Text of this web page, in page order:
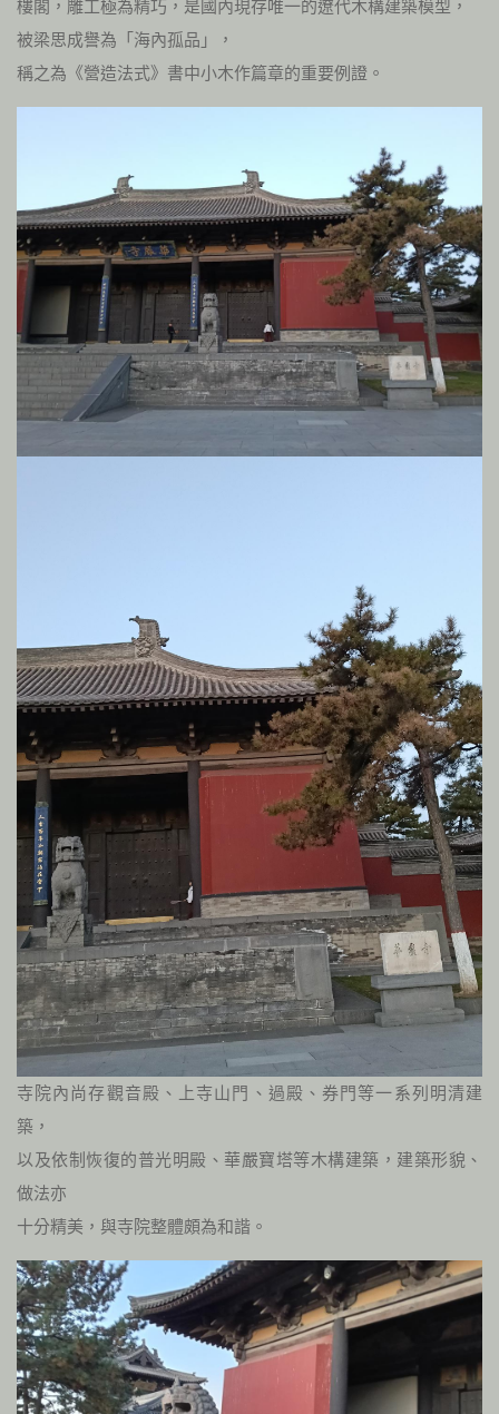
樓閣，雕工極為精巧，是國內現存唯一的遼代木構建築模型，
被梁思成譽為「海內孤品」，
稱之為《營造法式》書中小木作篇章的重要例證。
寺院內尚存觀音殿、上寺山門、過殿、券門等一系列明清建
築，
以及依制恢復的普光明殿、華嚴寶塔等木構建築，建築形貌、
做法亦
十分精美，與寺院整體頗為和諧。